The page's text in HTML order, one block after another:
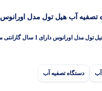
تصفیه آب هیل تول مدل اورانوس
اورانوس دارای 1 سال گارانتی می باشد.
آب دستگاه تصفیه آب